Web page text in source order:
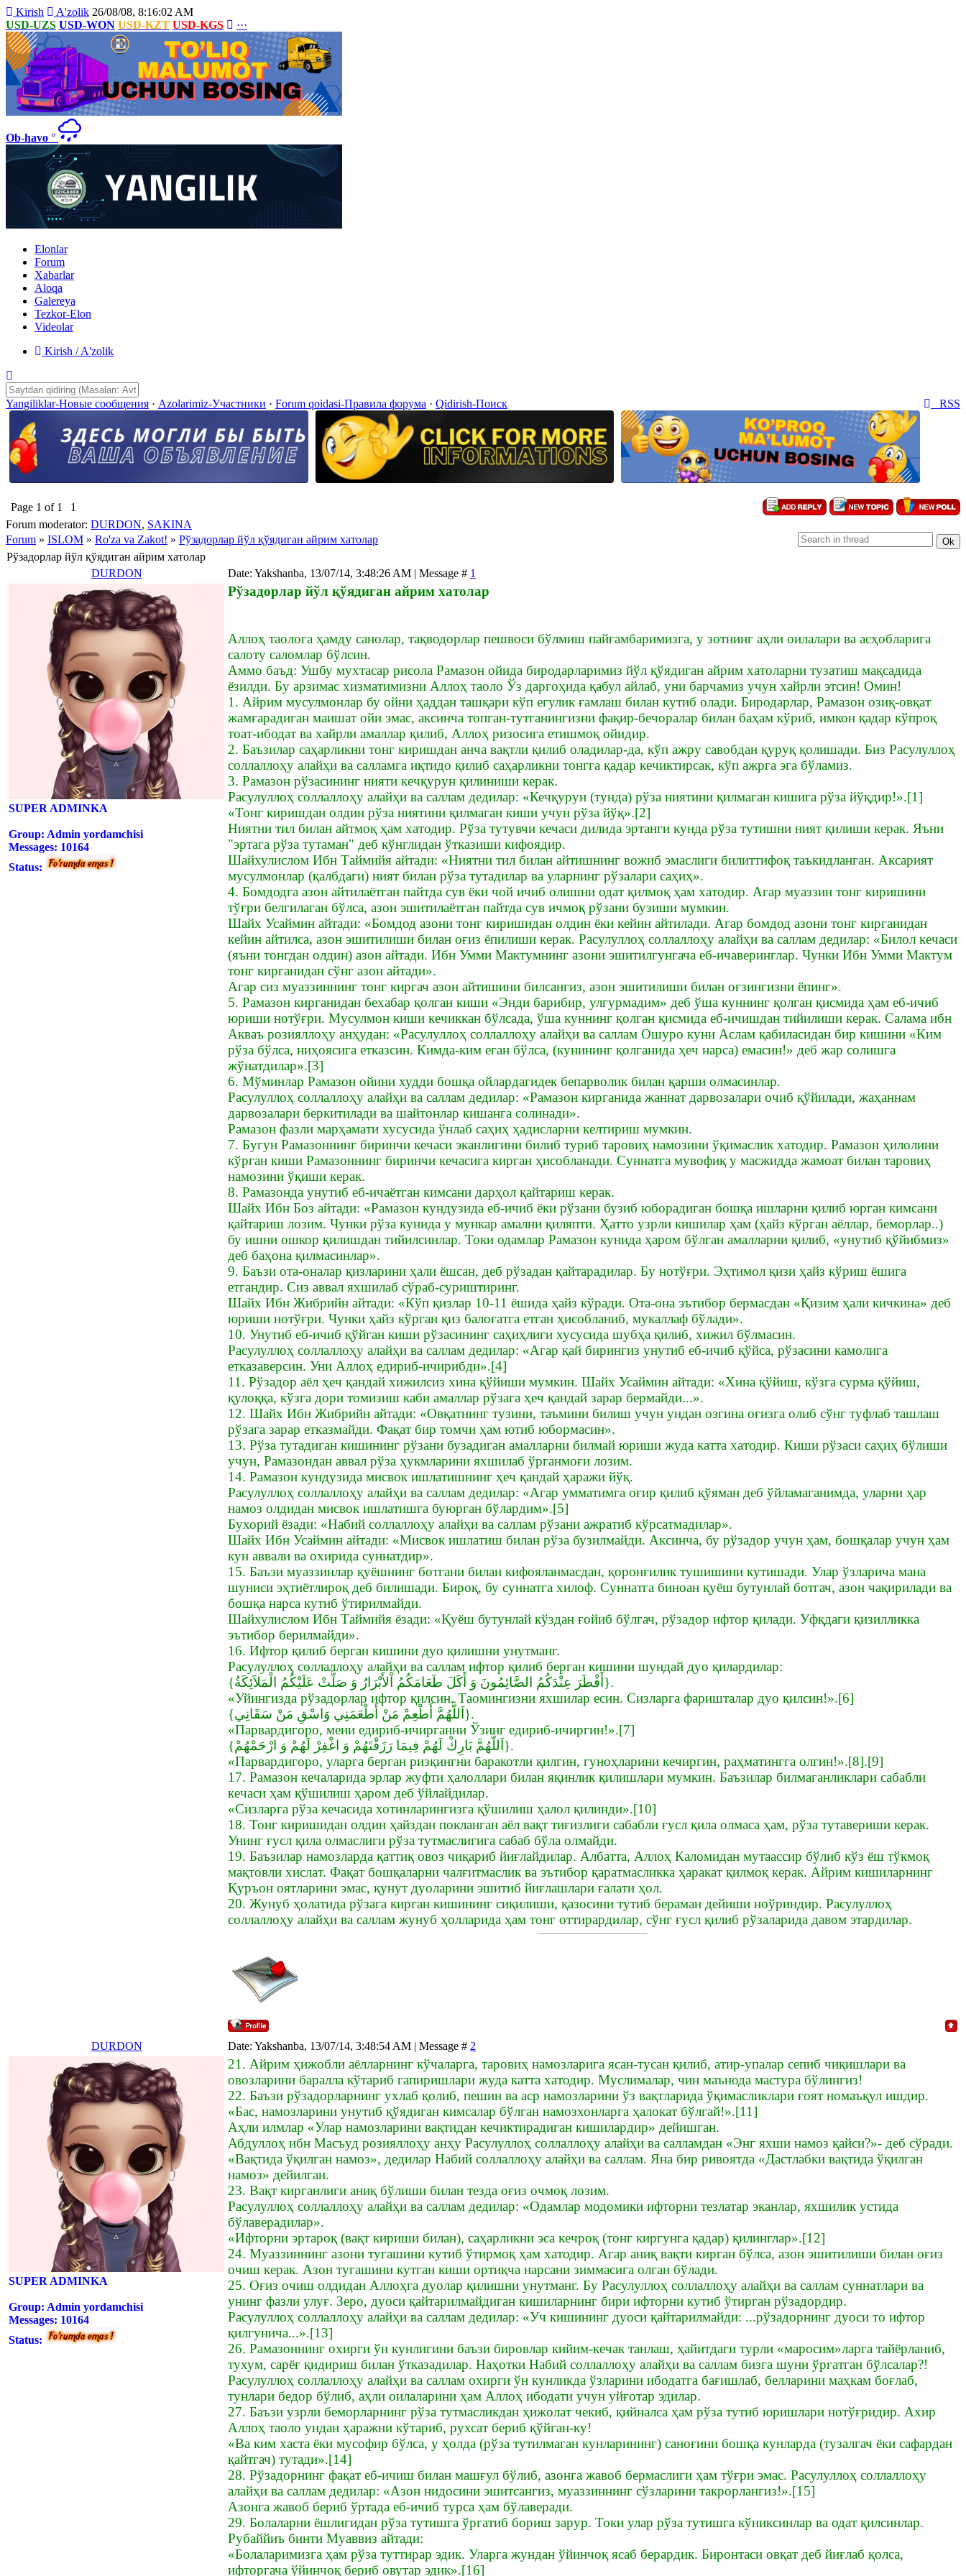
Kirish A'zolik 26/08/08, 8:16:02 AM
USD-UZS USD-WON USD-KZT USD-KGS ···
Ob-havo °
Elonlar
Forum
Xabarlar
Aloqa
Galereya
Tezkor-Elon
Videolar
Kirish / A'zolik
RSS
Yangiliklar-Новые сообщения · Azolarimiz-Участники · Forum qoidasi-Правила форума · Qidirish-Поиск
Page 1 of 1
1
Forum moderator: DURDON, SAKINA
Forum » ISLOM » Ro'za va Zakot! » Рўзадорлар йўл қўядиган айрим хатолар
Рўзадорлар йўл қўядиган айрим хатолар
DURDON
Date: Yakshanba, 13/07/14, 3:48:26 AM | Message # 1
SUPER ADMINKA
Group: Admin yordamchisi
Messages: 10164
Status:
Рўзадорлар йўл қўядиган айрим хатолар
Аллоҳ таолога ҳамду санолар, тақводорлар пешвоси бўлмиш пайғамбаримизга, у зотнинг аҳли оилалари ва асҳобларига
салоту саломлар бўлсин.
Аммо баъд: Ушбу мухтасар рисола Рамазон ойида биродарларимиз йўл қўядиган айрим хатоларни тузатиш мақсадида
ёзилди. Бу арзимас хизматимизни Аллоҳ таоло Ўз даргоҳида қабул айлаб, уни барчамиз учун хайрли этсин! Омин!
1. Айрим мусулмонлар бу ойни ҳаддан ташқари кўп егулик ғамлаш билан кутиб олади. Биродарлар, Рамазон озиқ-овқат
жамғарадиган маишат ойи эмас, аксинча топган-тутганингизни фақир-бечоралар билан баҳам кўриб, имкон қадар кўпроқ
тоат-ибодат ва хайрли амаллар қилиб, Аллоҳ ризосига етишмоқ ойидир.
2. Баъзилар саҳарликни тонг киришдан анча вақтли қилиб оладилар-да, кўп ажру савобдан қуруқ қолишади. Биз Расулуллоҳ
соллаллоҳу алайҳи ва салламга иқтидо қилиб саҳарликни тонгга қадар кечиктирсак, кўп ажрга эга бўламиз.
3. Рамазон рўзасининг нияти кечқурун қилиниши керак.
Расулуллоҳ соллаллоҳу алайҳи ва саллам дедилар: «Кечқурун (тунда) рўза ниятини қилмаган кишига рўза йўқдир!».[1]
«Тонг киришдан олдин рўза ниятини қилмаган киши учун рўза йўқ».[2]
Ниятни тил билан айтмоқ ҳам хатодир. Рўза тутувчи кечаси дилида эртанги кунда рўза тутишни ният қилиши керак. Яъни
"эртага рўза тутаман" деб кўнглидан ўтказиши кифоядир.
Шайхулислом Ибн Таймийя айтади: «Ниятни тил билан айтишнинг вожиб эмаслиги билиттифоқ таъкидланган. Аксарият
мусулмонлар (қалбдаги) ният билан рўза тутадилар ва уларнинг рўзалари саҳиҳ».
4. Бомдодга азон айтилаётган пайтда сув ёки чой ичиб олишни одат қилмоқ ҳам хатодир. Агар муаззин тонг киришини
тўғри белгилаган бўлса, азон эшитилаётган пайтда сув ичмоқ рўзани бузиши мумкин.
Шайх Усаймин айтади: «Бомдод азони тонг киришидан олдин ёки кейин айтилади. Агар бомдод азони тонг кирганидан
кейин айтилса, азон эшитилиши билан оғиз ёпилиши керак. Расулуллоҳ соллаллоҳу алайҳи ва саллам дедилар: «Билол кечаси
(яъни тонгдан олдин) азон айтади. Ибн Умми Мактумнинг азони эшитилгунгача еб-ичаверинглар. Чунки Ибн Умми Мактум
тонг кирганидан сўнг азон айтади».
Агар сиз муаззиннинг тонг киргач азон айтишини билсангиз, азон эшитилиши билан оғзингизни ёпинг».
5. Рамазон кирганидан бехабар қолган киши «Энди барибир, улгурмадим» деб ўша куннинг қолган қисмида ҳам еб-ичиб
юриши нотўғри. Мусулмон киши кечиккан бўлсада, ўша куннинг қолган қисмида еб-ичишдан тийилиши керак. Салама ибн
Акваъ розияллоҳу анҳудан: «Расулуллоҳ соллаллоҳу алайҳи ва саллам Ошуро куни Аслам қабиласидан бир кишини «Ким
рўза бўлса, ниҳоясига етказсин. Кимда-ким еган бўлса, (кунининг қолганида ҳеч нарса) емасин!» деб жар солишга
жўнатдилар».[3]
6. Мўминлар Рамазон ойини худди бошқа ойлардагидек бепарволик билан қарши олмасинлар.
Расулуллоҳ соллаллоҳу алайҳи ва саллам дедилар: «Рамазон кирганида жаннат дарвозалари очиб қўйилади, жаҳаннам
дарвозалари беркитилади ва шайтонлар кишанга солинади».
Рамазон фазли марҳамати хусусида ўнлаб саҳиҳ ҳадисларни келтириш мумкин.
7. Бугун Рамазоннинг биринчи кечаси эканлигини билиб туриб таровиҳ намозини ўқимаслик хатодир. Рамазон ҳилолини
кўрган киши Рамазоннинг биринчи кечасига кирган ҳисобланади. Суннатга мувофиқ у масжидда жамоат билан таровиҳ
намозини ўқиши керак.
8. Рамазонда унутиб еб-ичаётган кимсани дарҳол қайтариш керак.
Шайх Ибн Боз айтади: «Рамазон кундузида еб-ичиб ёки рўзани бузиб юборадиган бошқа ишларни қилиб юрган кимсани
қайтариш лозим. Чунки рўза кунида у мункар амални қиляпти. Ҳатто узрли кишилар ҳам (ҳайз кўрган аёллар, беморлар..)
бу ишни ошкор қилишдан тийилсинлар. Токи одамлар Рамазон кунида ҳаром бўлган амалларни қилиб, «унутиб қўйибмиз»
деб баҳона қилмасинлар».
9. Баъзи ота-оналар қизларини ҳали ёшсан, деб рўзадан қайтарадилар. Бу нотўғри. Эҳтимол қизи ҳайз кўриш ёшига
етгандир. Сиз аввал яхшилаб сўраб-суриштиринг.
Шайх Ибн Жибрийн айтади: «Кўп қизлар 10-11 ёшида ҳайз кўради. Ота-она эътибор бермасдан «Қизим ҳали кичкина» деб
юриши нотўғри. Чунки ҳайз кўрган қиз балоғатга етган ҳисобланиб, мукаллаф бўлади».
10. Унутиб еб-ичиб қўйган киши рўзасининг саҳиҳлиги хусусида шубҳа қилиб, хижил бўлмасин.
Расулуллоҳ соллаллоҳу алайҳи ва саллам дедилар: «Агар қай бирингиз унутиб еб-ичиб қўйса, рўзасини камолига
етказаверсин. Уни Аллоҳ едириб-ичирибди».[4]
11. Рўзадор аёл ҳеч қандай хижилсиз хина қўйиши мумкин. Шайх Усаймин айтади: «Хина қўйиш, кўзга сурма қўйиш,
қулоққа, кўзга дори томизиш каби амаллар рўзага ҳеч қандай зарар бермайди...».
12. Шайх Ибн Жибрийн айтади: «Овқатнинг тузини, таъмини билиш учун ундан озгина оғизга олиб сўнг туфлаб ташлаш
рўзага зарар етказмайди. Фақат бир томчи ҳам ютиб юбормасин».
13. Рўза тутадиган кишининг рўзани бузадиган амалларни билмай юриши жуда катта хатодир. Киши рўзаси саҳиҳ бўлиши
учун, Рамазондан аввал рўза ҳукмларини яхшилаб ўрганмоғи лозим.
14. Рамазон кундузида мисвок ишлатишнинг ҳеч қандай ҳаражи йўқ.
Расулуллоҳ соллаллоҳу алайҳи ва саллам дедилар: «Агар умматимга оғир қилиб қўяман деб ўйламаганимда, уларни ҳар
намоз олдидан мисвок ишлатишга буюрган бўлардим».[5]
Бухорий ёзади: «Набий соллаллоҳу алайҳи ва саллам рўзани ажратиб кўрсатмадилар».
Шайх Ибн Усаймин айтади: «Мисвок ишлатиш билан рўза бузилмайди. Аксинча, бу рўзадор учун ҳам, бошқалар учун ҳам
кун аввали ва охирида суннатдир».
15. Баъзи муаззинлар қуёшнинг ботгани билан кифояланмасдан, қоронғилик тушишини кутишади. Улар ўзларича мана
шуниси эҳтиётлироқ деб билишади. Бироқ, бу суннатга хилоф. Суннатга биноан қуёш бутунлай ботгач, азон чақирилади ва
бошқа нарса кутиб ўтирилмайди.
Шайхулислом Ибн Таймийя ёзади: «Қуёш бутунлай кўздан ғойиб бўлгач, рўзадор ифтор қилади. Уфқдаги қизилликка
эътибор берилмайди».
16. Ифтор қилиб берган кишини дуо қилишни унутманг.
Расулуллоҳ соллаллоҳу алайҳи ва саллам ифтор қилиб берган кишини шундай дуо қилардилар:
{أَفْطَرَ عِنْدَكُمُ الصَّائِمُونَ وَ أَكَلَ طَعَامَكُمُ اْلأَبْرَارُ وَ صَلَّتْ عَلَيْكُمُ الْمَلاَئِكَةُ}.
«Уйингизда рўзадорлар ифтор қилсин. Таомингизни яхшилар есин. Сизларга фаришталар дуо қилсин!».[6]
{اَللَّهُمَّ أَطْعِمْ مَنْ أَطْعَمَنِي وَاسْقِ مَنْ سَقَانِي}.
«Парвардигоро, мени едириб-ичирганни Ўзинг едириб-ичиргин!».[7]
{اَللَّهُمَّ بَارِكْ لَهُمْ فِيمَا رَزَقْتَهُمْ وَ اغْفِرْ لَهُمْ وَ ارْحَمْهُمْ}.
«Парвардигоро, уларга берган ризқингни баракотли қилгин, гуноҳларини кечиргин, раҳматингга олгин!».[8].[9]
17. Рамазон кечаларида эрлар жуфти ҳалоллари билан яқинлик қилишлари мумкин. Баъзилар билмаганликлари сабабли
кечаси ҳам қўшилиш ҳаром деб ўйлайдилар.
«Сизларга рўза кечасида хотинларингизга қўшилиш ҳалол қилинди».[10]
18. Тонг киришидан олдин ҳайздан покланган аёл вақт тиғизлиги сабабли ғусл қила олмаса ҳам, рўза тутавериши керак.
Унинг ғусл қила олмаслиги рўза тутмаслигига сабаб бўла олмайди.
19. Баъзилар намозларда қаттиқ овоз чиқариб йиғлайдилар. Албатта, Аллоҳ Каломидан мутаассир бўлиб кўз ёш тўкмоқ
мақтовли хислат. Фақат бошқаларни чалғитмаслик ва эътибор қаратмасликка ҳаракат қилмоқ керак. Айрим кишиларнинг
Қуръон оятларини эмас, қунут дуоларини эшитиб йиғлашлари ғалати ҳол.
20. Жунуб ҳолатида рўзага кирган кишининг сиқилиши, қазосини тутиб бераман дейиши ноўриндир. Расулуллоҳ
соллаллоҳу алайҳи ва саллам жунуб ҳолларида ҳам тонг оттирардилар, сўнг ғусл қилиб рўзаларида давом этардилар.
DURDON Date: Yakshanba, 13/07/14, 3:48:54 AM | Message # 2
SUPER ADMINKA
Group: Admin yordamchisi
Messages: 10164
Status:
21. Айрим ҳижобли аёлларнинг кўчаларга, таровиҳ намозларига ясан-тусан қилиб, атир-упалар сепиб чиқишлари ва
овозларини баралла кўтариб гапиришлари жуда катта хатодир. Муслималар, чин маънода мастура бўлингиз!
22. Баъзи рўзадорларнинг ухлаб қолиб, пешин ва аср намозларини ўз вақтларида ўқимасликлари ғоят номаъқул ишдир.
«Бас, намозларини унутиб қўядиган кимсалар бўлган намозхонларга ҳалокат бўлгай!».[11]
Аҳли илмлар «Улар намозларини вақтидан кечиктирадиган кишилардир» дейишган.
Абдуллоҳ ибн Масъуд розияллоҳу анҳу Расулуллоҳ соллаллоҳу алайҳи ва салламдан «Энг яхши намоз қайси?»- деб сўради.
«Вақтида ўқилган намоз», дедилар Набий соллаллоҳу алайҳи ва саллам. Яна бир ривоятда «Дастлабки вақтида ўқилган
намоз» дейилган.
23. Вақт кирганлиги аниқ бўлиши билан тезда оғиз очмоқ лозим.
Расулуллоҳ соллаллоҳу алайҳи ва саллам дедилар: «Одамлар модомики ифторни тезлатар эканлар, яхшилик устида
бўлаверадилар».
«Ифторни эртароқ (вақт кириши билан), саҳарликни эса кечроқ (тонг киргунга қадар) қилинглар».[12]
24. Муаззиннинг азони тугашини кутиб ўтирмоқ ҳам хатодир. Агар аниқ вақти кирган бўлса, азон эшитилиши билан оғиз
очиш керак. Азон тугашини кутган киши ортиқча нарсани зиммасига олган бўлади.
25. Оғиз очиш олдидан Аллоҳга дуолар қилишни унутманг. Бу Расулуллоҳ соллаллоҳу алайҳи ва саллам суннатлари ва
унинг фазли улуғ. Зеро, дуоси қайтарилмайдиган кишиларнинг бири ифторни кутиб ўтирган рўзадордир.
Расулуллоҳ соллаллоҳу алайҳи ва саллам дедилар: «Уч кишининг дуоси қайтарилмайди: ...рўзадорнинг дуоси то ифтор
қилгунича...».[13]
26. Рамазоннинг охирги ўн кунлигини баъзи бировлар кийим-кечак танлаш, ҳайитдаги турли «маросим»ларга тайёрланиб,
тухум, сарёғ қидириш билан ўтказадилар. Наҳотки Набий соллаллоҳу алайҳи ва саллам бизга шуни ўргатган бўлсалар?!
Расулуллоҳ соллаллоҳу алайҳи ва саллам охирги ўн кунликда ўзларини ибодатга бағишлаб, белларини маҳкам боғлаб,
тунлари бедор бўлиб, аҳли оилаларини ҳам Аллоҳ ибодати учун уйғотар эдилар.
27. Баъзи узрли беморларнинг рўза тутмасликдан ҳижолат чекиб, қийналса ҳам рўза тутиб юришлари нотўғридир. Ахир
Аллоҳ таоло ундан ҳаражни кўтариб, рухсат бериб қўйган-ку!
«Ва ким хаста ёки мусофир бўлса, у ҳолда (рўза тутилмаган кунларининг) саноғини бошқа кунларда (тузалгач ёки сафардан
қайтгач) тутади».[14]
28. Рўзадорнинг фақат еб-ичиш билан машғул бўлиб, азонга жавоб бермаслиги ҳам тўғри эмас. Расулуллоҳ соллаллоҳу
алайҳи ва саллам дедилар: «Азон нидосини эшитсангиз, муаззиннинг сўзларини такрорлангиз!».[15]
Азонга жавоб бериб ўртада еб-ичиб турса ҳам бўлаверади.
29. Болаларни ёшлигидан рўза тутишга ўргатиб бориш зарур. Токи улар рўза тутишга кўниксинлар ва одат қилсинлар.
Рубаййиъ бинти Муаввиз айтади:
«Болаларимизга ҳам рўза туттирар эдик. Уларга жундан ўйинчоқ ясаб берардик. Биронтаси овқат деб йиғлаб қолса,
ифторгача ўйинчоқ бериб овутар эдик».[16]